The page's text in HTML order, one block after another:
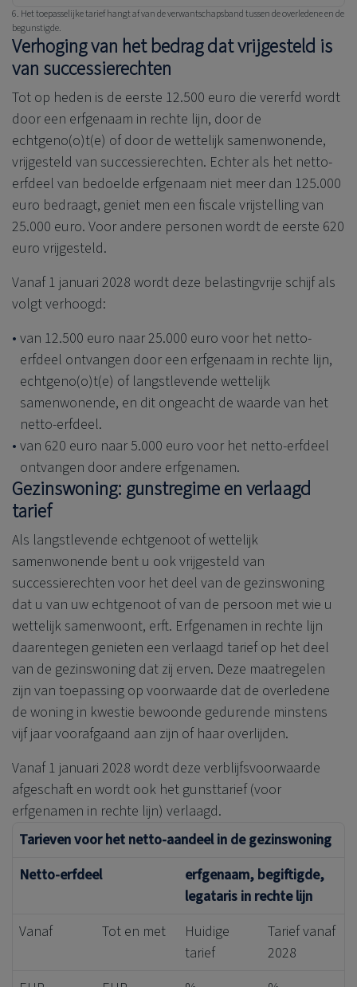
6. Het toepasselijke tarief hangt af van de verwantschapsband tussen de overledene en de
begunstigde.
Verhoging van het bedrag dat vrijgesteld is
van successierechten
Tot op heden is de eerste 12.500 euro die vererfd wordt
door een erfgenaam in rechte lijn, door de
echtgeno(o)t(e) of door de wettelijk samenwonende,
vrijgesteld van successierechten. Echter als het netto-
erfdeel van bedoelde erfgenaam niet meer dan 125.000
euro bedraagt, geniet men een fiscale vrijstelling van
25.000 euro. Voor andere personen wordt de eerste 620
euro vrijgesteld.
Vanaf 1 januari 2028 wordt deze belastingvrije schijf als
volgt verhoogd:
van 12.500 euro naar 25.000 euro voor het netto-
erfdeel ontvangen door een erfgenaam in rechte lijn,
echtgeno(o)t(e) of langstlevende wettelijk
samenwonende, en dit ongeacht de waarde van het
netto-erfdeel.
van 620 euro naar 5.000 euro voor het netto-erfdeel
ontvangen door andere erfgenamen.
Gezinswoning: gunstregime en verlaagd
tarief
Als langstlevende echtgenoot of wettelijk
samenwonende bent u ook vrijgesteld van
successierechten voor het deel van de gezinswoning
dat u van uw echtgenoot of van de persoon met wie u
wettelijk samenwoont, erft. Erfgenamen in rechte lijn
daarentegen genieten een verlaagd tarief op het deel
van de gezinswoning dat zij erven. Deze maatregelen
zijn van toepassing op voorwaarde dat de overledene
de woning in kwestie bewoonde gedurende minstens
vijf jaar voorafgaand aan zijn of haar overlijden.
Vanaf 1 januari 2028 wordt deze verblijfsvoorwaarde
afgeschaft en wordt ook het gunsttarief (voor
erfgenamen in rechte lijn) verlaagd.
Tarieven voor het netto-aandeel in de gezinswoning
Netto-erfdeel
erfgenaam, begiftigde,
legataris in rechte lijn
Vanaf
Tot en met
Huidige
tarief
Tarief vanaf
2028